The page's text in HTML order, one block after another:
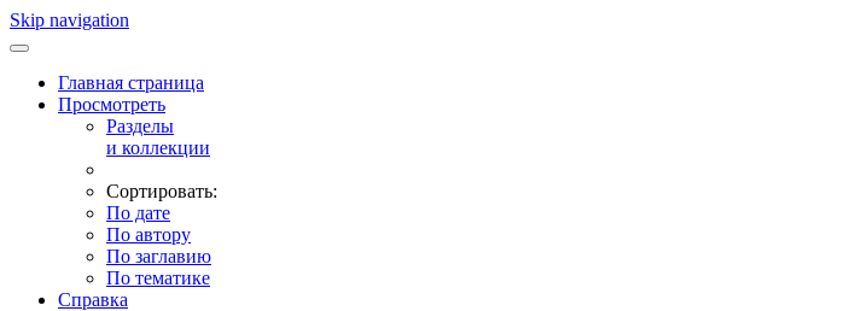
Skip navigation
Главная страница
Просмотреть
Разделы
и коллекции
Сортировать:
По дате
По автору
По заглавию
По тематике
Справка